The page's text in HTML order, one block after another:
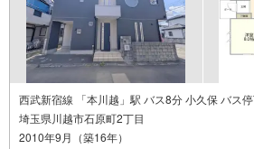
西武新宿線 「本川越」駅 バス8分 小久保 バス
埼玉県川越市石原町2丁目
2010年9月（築16年）